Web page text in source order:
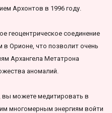
Архонтов в 1996 году.
геоцентрическое соединение
Орионе, что позволит очень
Архангела Метатрона
аномалий.
вы можете медитировать в
многомерным энергиям войти